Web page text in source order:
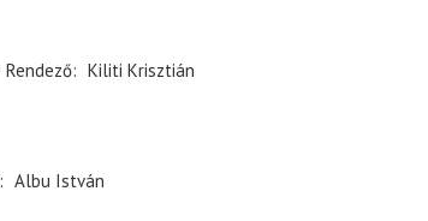
Rendező
Kiliti Krisztián
Albu István